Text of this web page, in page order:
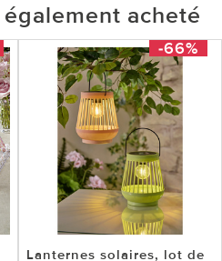
acheté
-66%
Lanternes solaires, lot de